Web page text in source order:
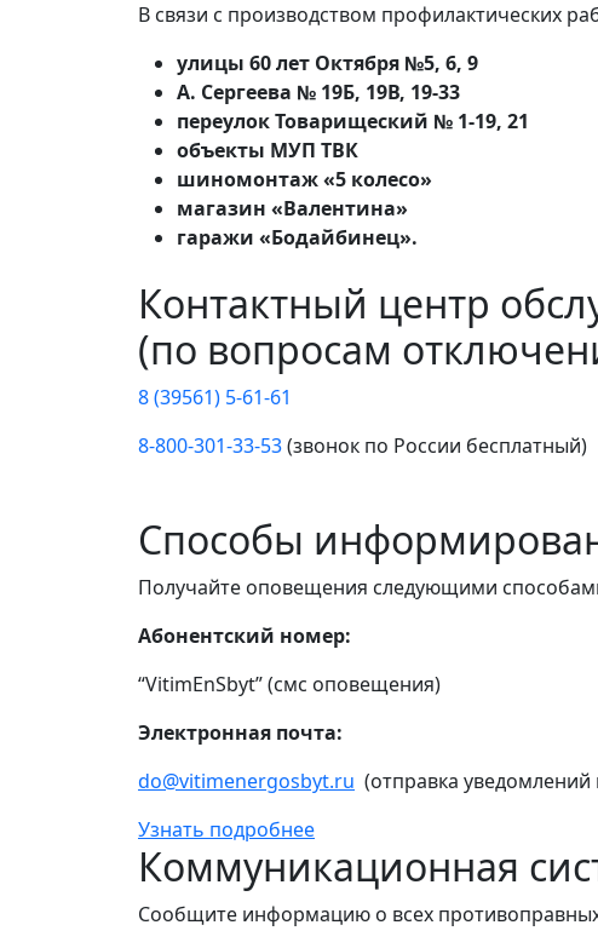
В связи с производством профилактических
улицы 60 лет Октября №5, 6, 9
А. Сергеева № 19Б, 19В, 19-33
переулок Товарищеский № 1-19, 21
объекты МУП ТВК
шиномонтаж «5 колесо»
магазин «Валентина»
гаражи «Бодайбинец».
Контактный центр
(по вопросам
8 (39561) 5-61-61
8-800-301-33-53(звонок по России бесплатный)
Способы
Получайте оповещения следующими
Абонентский номер:
“VitimEnSbyt” (смс оповещения)
Электронная почта:
do@vitimenergosbyt.ru (отправка
Узнать подробнее
Коммуникационная
Сообщите информацию о всех